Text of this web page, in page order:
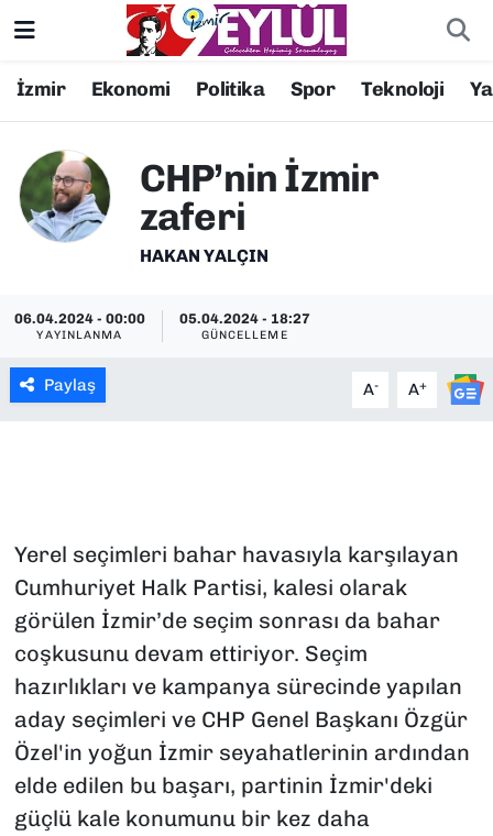
İzmir Ekonomi Politika Spor Teknoloji
CHP’nin İzmir
zaferi
HAKAN YALÇIN
06.04.2024 - 00:00
YAYINLANMA
05.04.2024 - 18:27
GÜNCELLEME
Paylaş A- A+
Yerel seçimleri bahar havasıyla karşılayan
Cumhuriyet Halk Partisi, kalesi olarak
görülen İzmir’de seçim sonrası da bahar
coşkusunu devam ettiriyor. Seçim
hazırlıkları ve kampanya sürecinde yapılan
aday seçimleri ve CHP Genel Başkanı Özgür
Özel'in yoğun İzmir seyahatlerinin ardından
elde edilen bu başarı, partinin İzmir'deki
güçlü kale konumunu bir kez daha
Resmi İlanlar
DÜNYA
EKONOMİ
KÜLTÜR SANAT
SPOR
TEKNOLOJİ
YAŞAM
YEREL YÖNETİMLER
Konak Nöbetçi Eczaneler
Konak Trafik Yoğunluk Haritası
Süper Lig Puan Durumu ve Fikstür
Tüm Manşetler
Son Dakika Haberleri